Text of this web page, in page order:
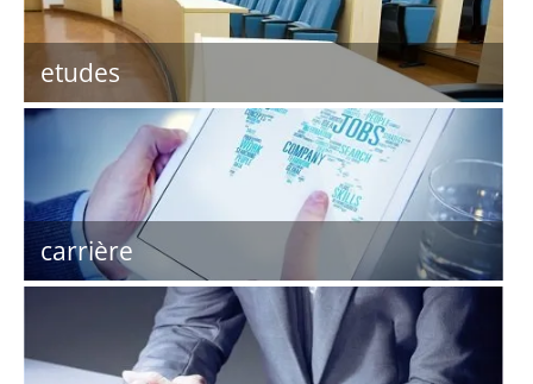
etudes
carrière